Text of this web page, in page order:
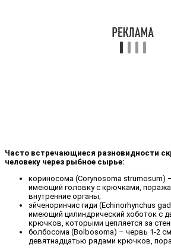
Часто встречающиеся разновидности
человеку через рыбное сырье:
кориносома (Corynosoma strumosum)
имеющий головку с крючками,
внутренние органы;
эйченоринчис гиди (Echinorhynchus
имеющий цилиндрический хоботок с
крючков, которыми цепляется за
болбосома (Bolbosoma) – червь 1-2
девятнадцатью рядами крючков,